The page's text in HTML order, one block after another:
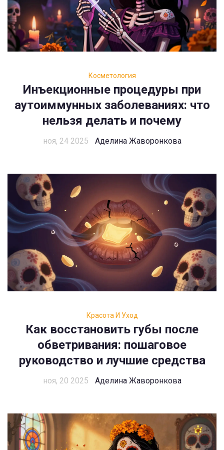
Косметология
Инъекционные процедуры при
аутоиммунных заболеваниях: что
нельзя делать и почему
ноя, 24 2025 Аделина Жаворонкова
Красота И Уход
Как восстановить губы после
обветривания: пошаговое
руководство и лучшие средства
ноя, 20 2025 Аделина Жаворонкова